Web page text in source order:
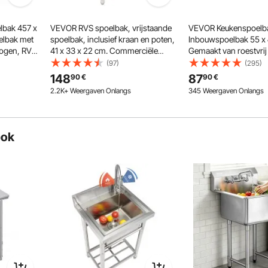
457 x
met
RVS
VEVOR RVS spoelbak, vrijstaande
spoelbak, inclusief kraan en poten,
41 x 33 x 22 cm. Commerciële
enkele spoelbak voor garage,
restaurant, keuken, commerciële
spoelbakken.
(97)
14890€
2.2K+ Weergaven Onlangs
VEVOR
Inbouwspoelbak 55 x
Gemaakt van roestvrij
Bovenop gemonteerde
spoelbakken, enkele
accessoires,
spoelbak voor
(295)
8790€
345 Weergaven Onlangs